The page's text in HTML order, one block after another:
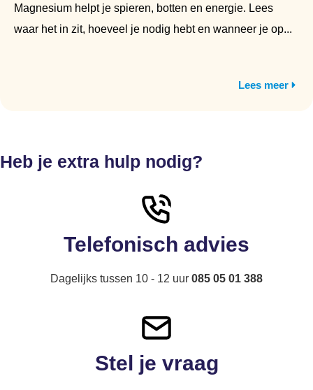
Magnesium helpt je spieren, botten en energie. Lees
waar het in zit, hoeveel je nodig hebt en wanneer je op...
Lees meer
Heb je extra hulp nodig?
Telefonisch advies
Dagelijks tussen 10 - 12 uur 085 05 01 388
Stel je vraag